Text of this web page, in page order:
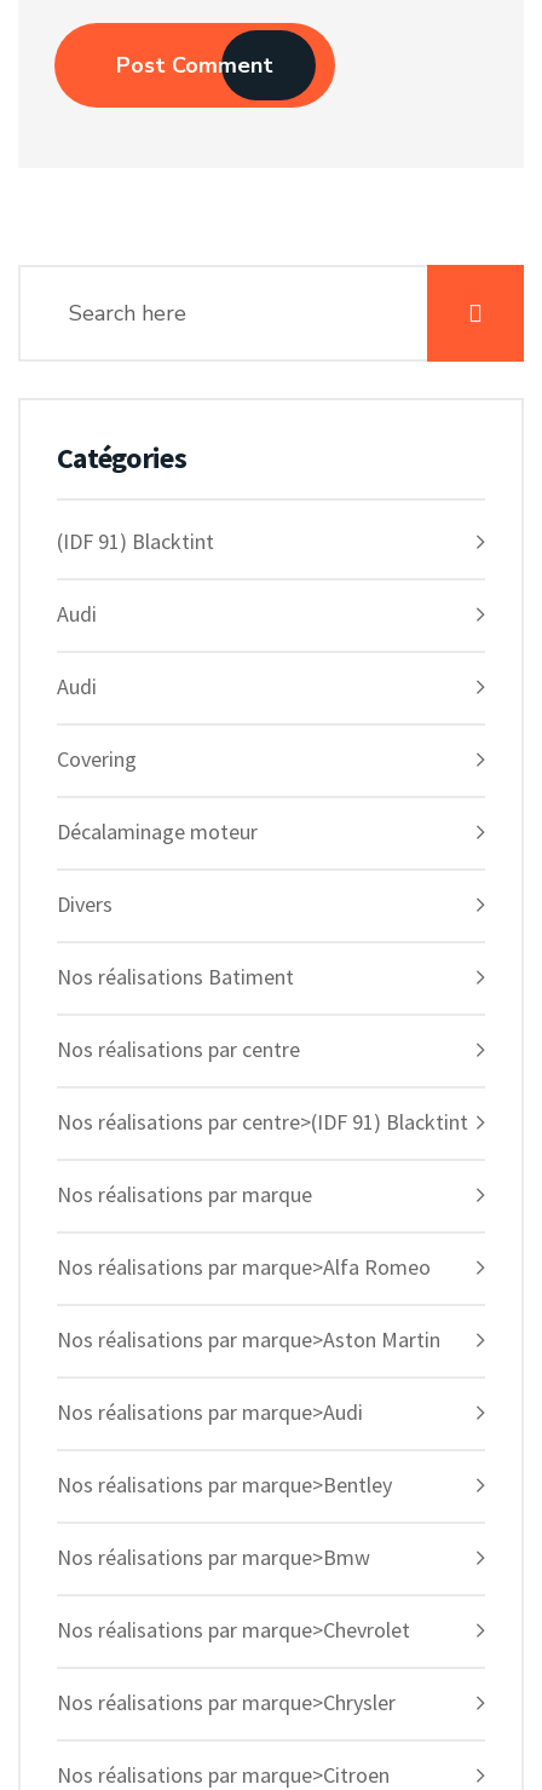
Post Comment
Catégories
(IDF 91) Blacktint
Audi
Audi
Covering
Décalaminage moteur
Divers
Nos réalisations Batiment
Nos réalisations par centre
Nos réalisations par centre>(IDF 91) Blacktint
Nos réalisations par marque
Nos réalisations par marque>Alfa Romeo
Nos réalisations par marque>Aston Martin
Nos réalisations par marque>Audi
Nos réalisations par marque>Bentley
Nos réalisations par marque>Bmw
Nos réalisations par marque>Chevrolet
Nos réalisations par marque>Chrysler
Nos réalisations par marque>Citroen